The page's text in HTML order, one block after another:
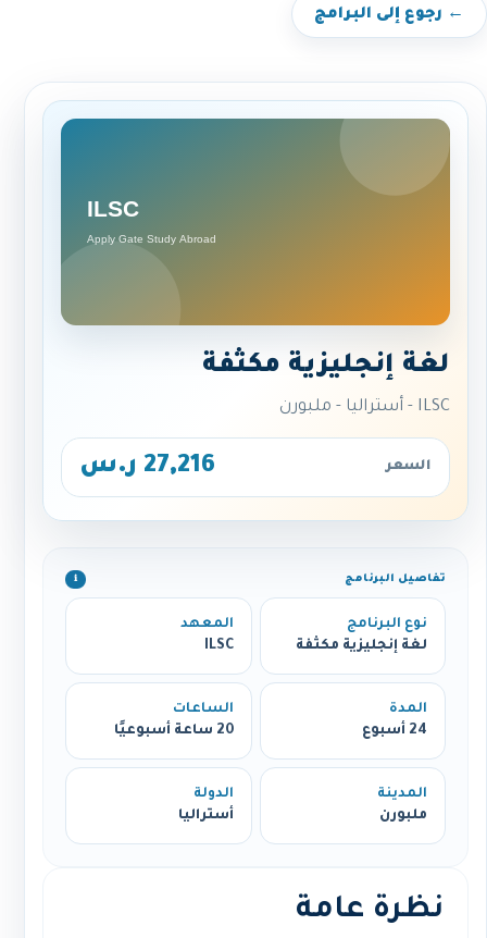
← رجوع إلى البرامج
لغة إنجليزية مكثفة
ILSC - أستراليا - ملبورن
السعر 27,216 ر.س
تفاصيل البرنامج ℹ️
نوع البرنامج
لغة إنجليزية مكثفة
المعهد
ILSC
المدة
24 أسبوع
الساعات
20 ساعة أسبوعيًا
المدينة
ملبورن
الدولة
أستراليا
نظرة عامة